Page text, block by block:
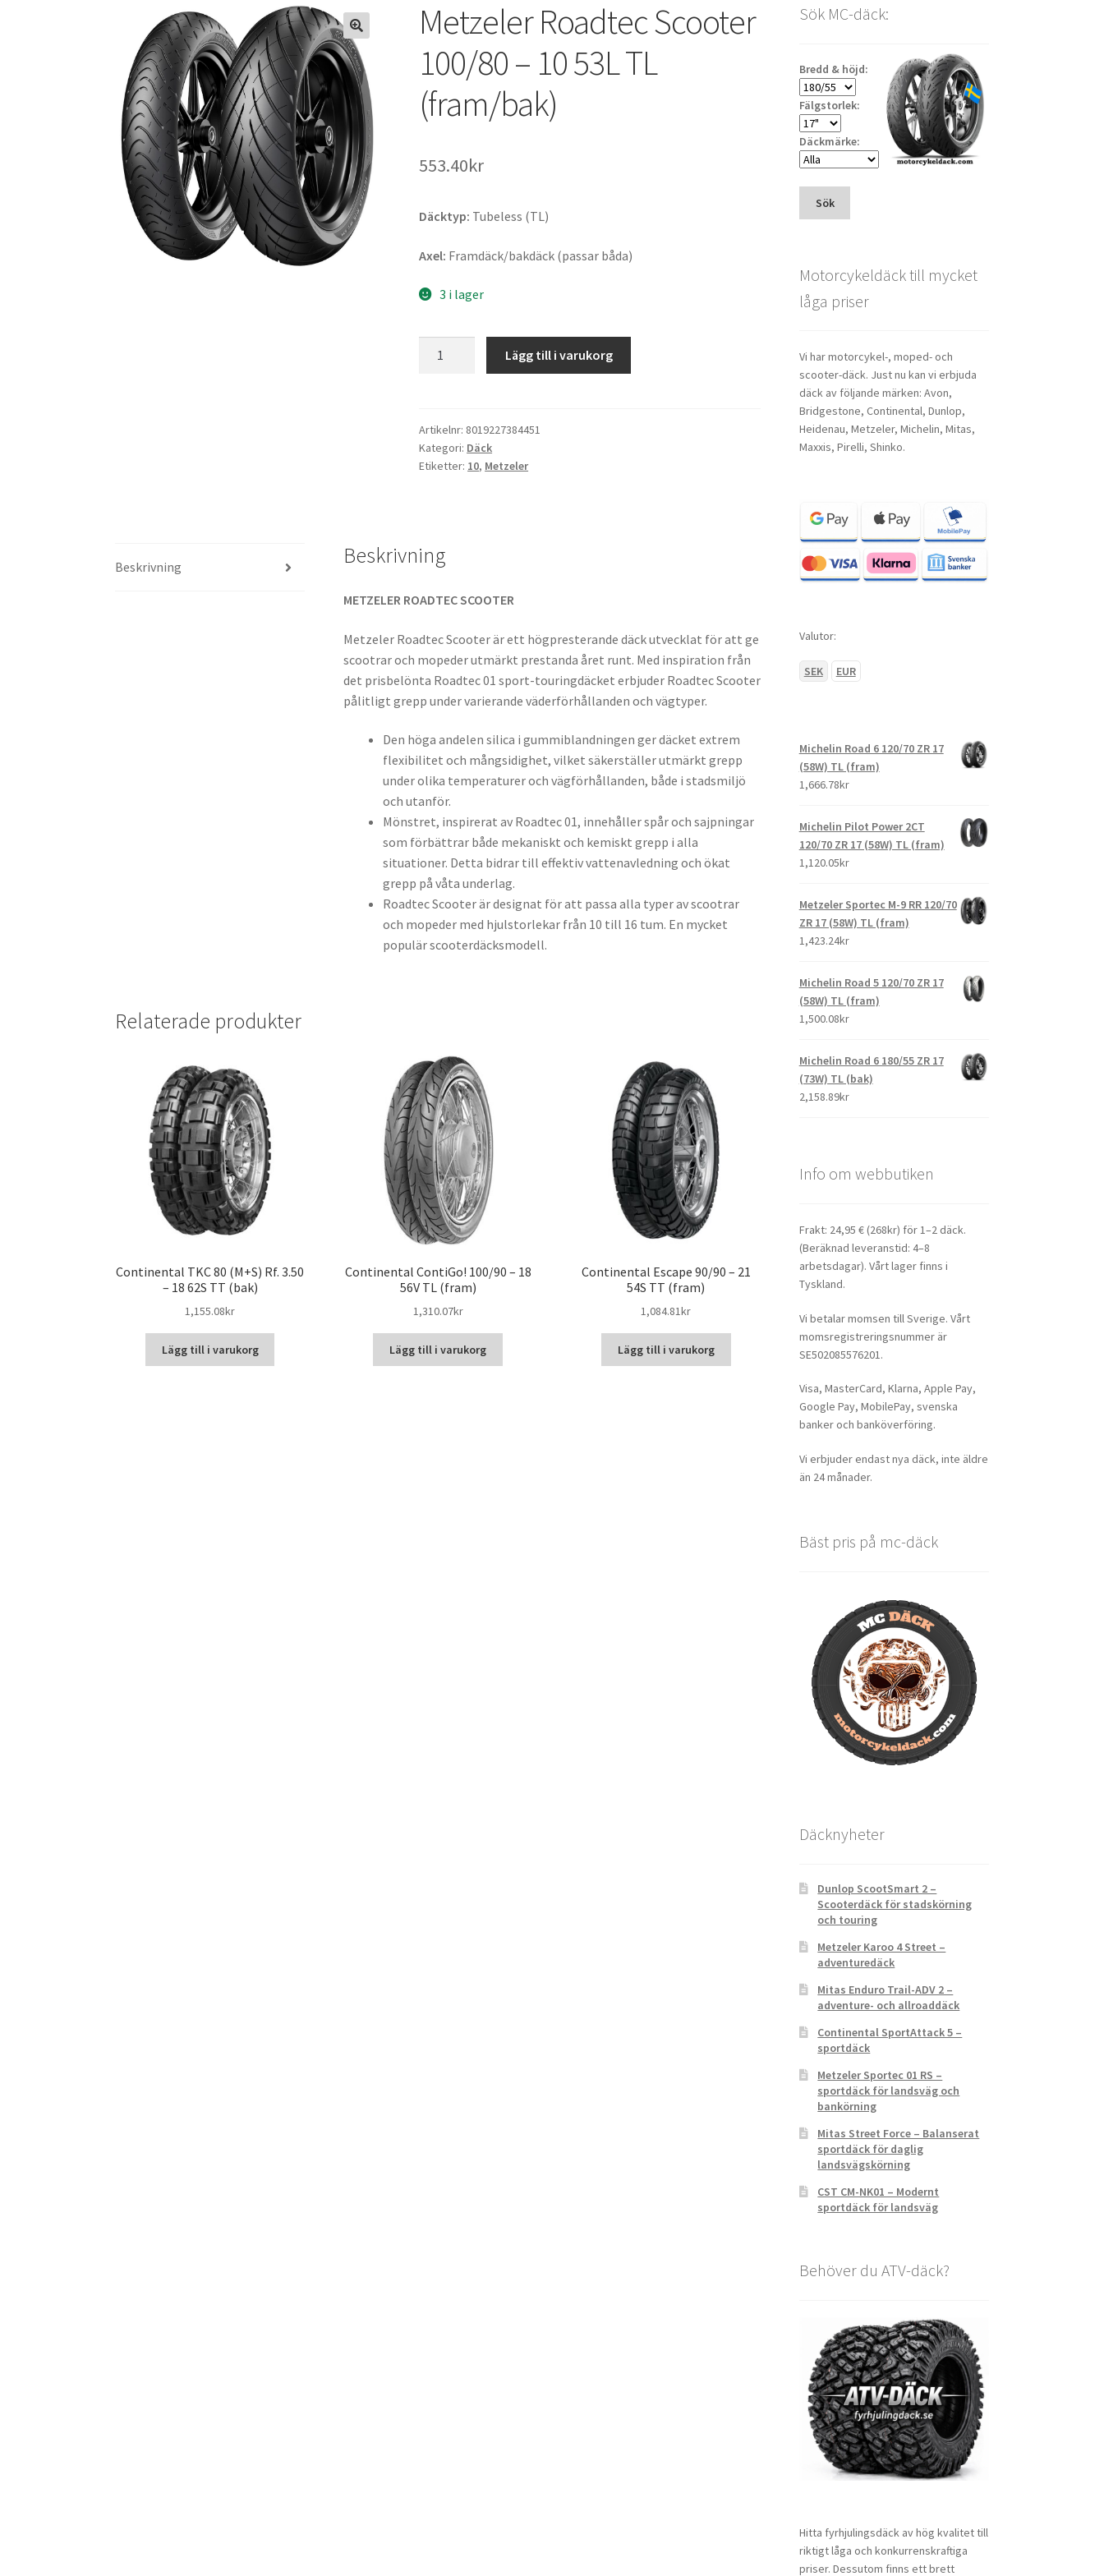
Metzeler Roadtec Scooter
100/80 – 10 53L TL
(fram/bak)
553.40kr
Däcktyp: Tubeless (TL)
Axel: Framdäck/bakdäck (passar båda)
3 i lager
-
10
53L
Lägg till i varukorg
Artikelnr: 8019227384451
Kategori: Däck
Etiketter: 10, Metzeler
Beskrivning Beskrivning
METZELER ROADTEC SCOOTER
Metzeler Roadtec Scooter är ett högpresterande däck utvecklat för att ge
scootrar och mopeder utmärkt prestanda året runt. Med inspiration från
det prisbelönta Roadtec 01 sport-touringdäcket erbjuder Roadtec Scooter
pålitligt grepp under varierande väderförhållanden och vägtyper.
Den höga andelen silica i gummiblandningen ger däcket extrem
flexibilitet och mångsidighet, vilket säkerställer utmärkt grepp
under olika temperaturer och vägförhållanden, både i stadsmiljö
och utanför.
Mönstret, inspirerat av Roadtec 01, innehåller spår och sajpningar
som förbättrar både mekaniskt och kemiskt grepp i alla
situationer. Detta bidrar till effektiv vattenavledning och ökat
grepp på våta underlag.
Roadtec Scooter är designat för att passa alla typer av scootrar
och mopeder med hjulstorlekar från 10 till 16 tum. En mycket
populär scooterdäcksmodell.
Relaterade produkter
Continental TKC 80 (M+S) Rf. 3.50
– 18 62S TT (bak)
1,155.08kr
Lägg till i varukorg
Continental ContiGo! 100/90 – 18
56V TL (fram)
1,310.07kr
Lägg till i varukorg
Continental Escape 90/90 – 21
54S TT (fram)
1,084.81kr
Lägg till i varukorg
Sök MC-däck:
Bredd & höjd:
Fälgstorlek:
Däckmärke:
Sök
Motorcykeldäck till mycket
låga priser
Vi har motorcykel-, moped- och
scooter-däck. Just nu kan vi erbjuda
däck av följande märken: Avon,
Bridgestone, Continental, Dunlop,
Heidenau, Metzeler, Michelin, Mitas,
Maxxis, Pirelli, Shinko.
Valutor:
SEK EUR
Michelin Road 6 120/70 ZR 17
(58W) TL (fram)
1,666.78kr
Michelin Pilot Power 2CT
120/70 ZR 17 (58W) TL (fram)
1,120.05kr
Metzeler Sportec M-9 RR 120/70
ZR 17 (58W) TL (fram)
1,423.24kr
Michelin Road 5 120/70 ZR 17
(58W) TL (fram)
1,500.08kr
Michelin Road 6 180/55 ZR 17
(73W) TL (bak)
2,158.89kr
Info om webbutiken
Frakt: 24,95 € (268kr) för 1–2 däck.
(Beräknad leveranstid: 4–8
arbetsdagar). Vårt lager finns i
Tyskland.
Vi betalar momsen till Sverige. Vårt
momsregistreringsnummer är
SE502085576201.
Visa, MasterCard, Klarna, Apple Pay,
Google Pay, MobilePay, svenska
banker och banköverföring.
Vi erbjuder endast nya däck, inte äldre
än 24 månader.
Bäst pris på mc-däck
Däcknyheter
Dunlop ScootSmart 2 –
Scooterdäck för stadskörning
och touring
Metzeler Karoo 4 Street –
adventuredäck
Mitas Enduro Trail-ADV 2 –
adventure- och allroaddäck
Continental SportAttack 5 –
sportdäck
Metzeler Sportec 01 RS –
sportdäck för landsväg och
bankörning
Mitas Street Force – Balanserat
sportdäck för daglig
landsvägskörning
CST CM-NK01 – Modernt
sportdäck för landsväg
Behöver du ATV-däck?
Hitta fyrhjulingsdäck av hög kvalitet till
riktigt låga och konkurrenskraftiga
priser. Dessutom finns ett brett